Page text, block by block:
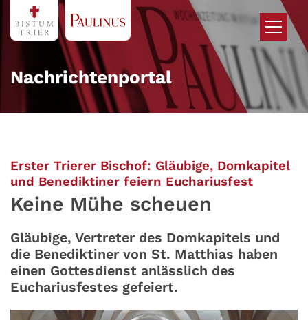
Zum Inhalt springen
Nachrichtenportal
Erster Trierer Bischof: Gläubige, Domkapitel
und Benediktiner feiern Euchariusfest:
Keine Mühe scheuen
Gläubige, Vertreter des Domkapitels und
die Benediktiner von St. Matthias haben
einen Gottesdienst anlässlich des
Euchariusfestes gefeiert.